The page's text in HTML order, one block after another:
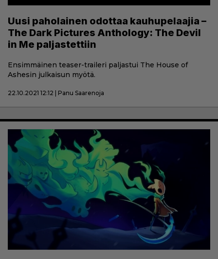
Uusi paholainen odottaa kauhupelaajia –
The Dark Pictures Anthology: The Devil
in Me paljastettiin
Ensimmäinen teaser-traileri paljastui The House of
Ashesin julkaisun myötä.
22.10.2021 12:12 | Panu Saarenoja